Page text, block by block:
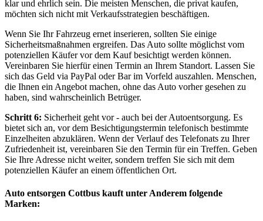
klar und ehrlich sein. Die meisten Menschen, die privat kaufen,
möchten sich nicht mit Verkaufsstrategien beschäftigen.
Wenn Sie Ihr Fahrzeug ernet inserieren, sollten Sie einige
Sicherheitsmaßnahmen ergreifen. Das Auto sollte möglichst vom
potenziellen Käufer vor dem Kauf besichtigt werden können.
Vereinbaren Sie hierfür einen Termin an Ihrem Standort. Lassen Sie
sich das Geld via PayPal oder Bar im Vorfeld auszahlen. Menschen,
die Ihnen ein Angebot machen, ohne das Auto vorher gesehen zu
haben, sind wahrscheinlich Betrüger.
Schritt 6: Sicherheit geht vor - auch bei der Autoentsorgung. Es
bietet sich an, vor dem Besichtigungstermin telefonisch bestimmte
Einzelheiten abzuklären. Wenn der Verlauf des Telefonats zu Ihrer
Zufriedenheit ist, vereinbaren Sie den Termin für ein Treffen. Geben
Sie Ihre Adresse nicht weiter, sondern treffen Sie sich mit dem
potenziellen Käufer an einem öffentlichen Ort.
Auto entsorgen Cottbus kauft unter Anderem folgende
Marken: